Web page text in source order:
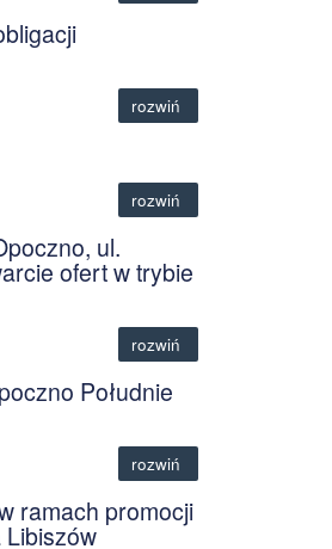
rozwiń
rozwiń
ul.
ofert w trybie
rozwiń
Południe
rozwiń
ramach promocji
Libiszów